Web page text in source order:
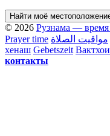
Найти моё
© 2026 Рузнама — время
Prayer time مواقيت الصلاة
хенаш Gebetszeit
контакты